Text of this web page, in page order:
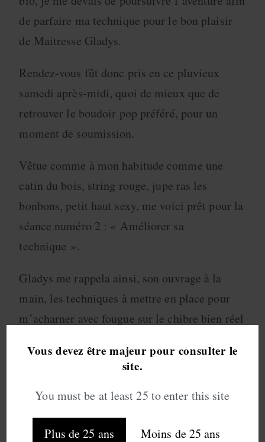
Vous devez être majeur pour consulter le
site.
You must be at least 25 to enter this site
Plus de 25 ans Moins de 25 ans
de parfaire ma technique pour le bon plaisir
de Maitresse Gladys.
Rendez-vous fût donc pris en ce pluvieux
samedi après-midi, quoi de mieux que de
retrouver le boudoir pop préféré, pour un
moment de soumission.
Vêtue comme à mon habitude comme une
catin du bois, string rouge, jupe ras les
bonbons, petit haut sexy, me voici prêt pour la
séance numéro 2 : « Améliorer sa
technique ».
Gladys me rappela ainsi, son ouvrage à la
main, les techniques à mettre en place pour
m’acharner avec fougue sur le chibre bien réel
lors de ma première découverte, j’étais donc
chibre sur sa longueur, le léchage des boules,